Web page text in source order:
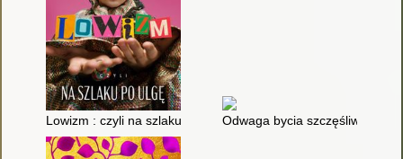
Lowizm : czyli na szlaku po ulgęOdwaga bycia szczęśliwym :